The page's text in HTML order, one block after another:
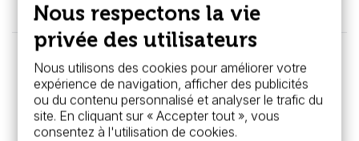
Nous respectons la vie
privée des utilisateurs
Nous utilisons des cookies pour améliorer votre
expérience de navigation, afficher des publicités
ou du contenu personnalisé et analyser le trafic du
site. En cliquant sur « Accepter tout », vous
consentez à l'utilisation de cookies.